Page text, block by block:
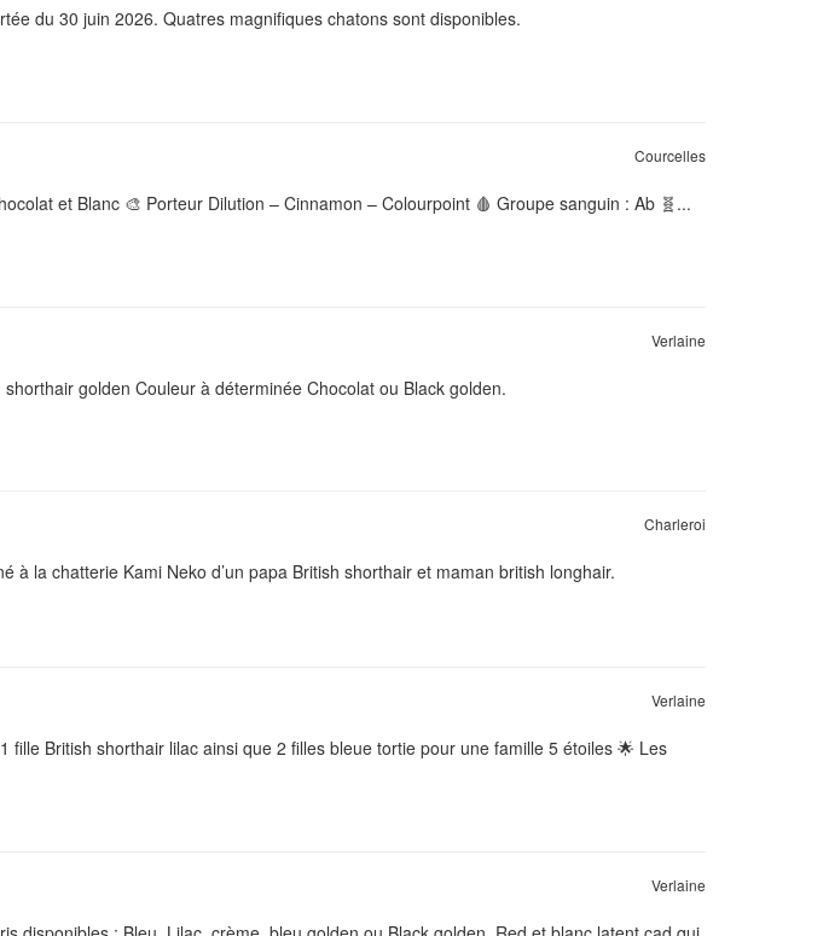
du 30 juin 2026. Quatres magnifiques chatons sont disponibles.
Courcelles
et Blanc 🎨 Porteur Dilution – Cinnamon – Colourpoint 🩸 Groupe sanguin : Ab 🧬...
Verlaine
golden Couleur à déterminée Chocolat ou Black golden.
Charleroi
la chatterie Kami Neko d’un papa British shorthair et maman british longhair.
Verlaine
British shorthair lilac ainsi que 2 filles bleue tortie pour une famille 5 étoiles 🌟 Les
Verlaine